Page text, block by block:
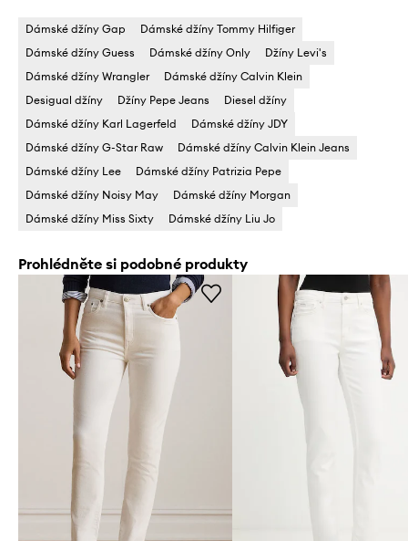
Dámské džíny Gap
Dámské džíny Tommy Hilfiger
Dámské džíny Guess
Dámské džíny Only
Džíny Levi's
Dámské džíny Wrangler
Dámské džíny Calvin Klein
Desigual džíny
Džíny Pepe Jeans
Diesel džíny
Dámské džíny Karl Lagerfeld
Dámské džíny JDY
Dámské džíny G-Star Raw
Dámské džíny Calvin Klein Jeans
Dámské džíny Lee
Dámské džíny Patrizia Pepe
Dámské džíny Noisy May
Dámské džíny Morgan
Dámské džíny Miss Sixty
Dámské džíny Liu Jo
Prohlédněte si podobné produkty